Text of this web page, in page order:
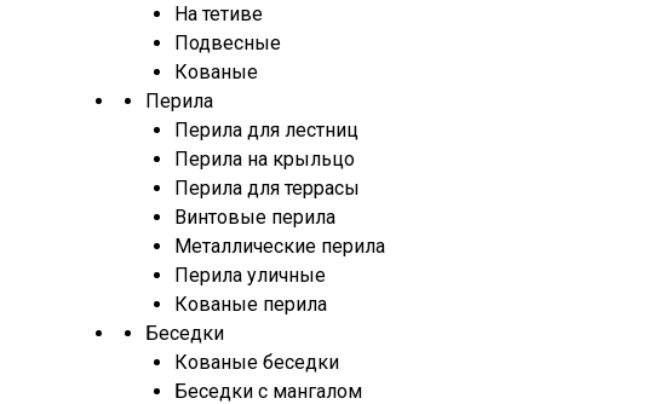
На тетиве
Подвесные
Кованые
Перила
Перила для лестниц
Перила на крыльцо
Перила для террасы
Винтовые перила
Металлические перила
Перила уличные
Кованые перила
Беседки
Кованые беседки
Беседки с мангалом